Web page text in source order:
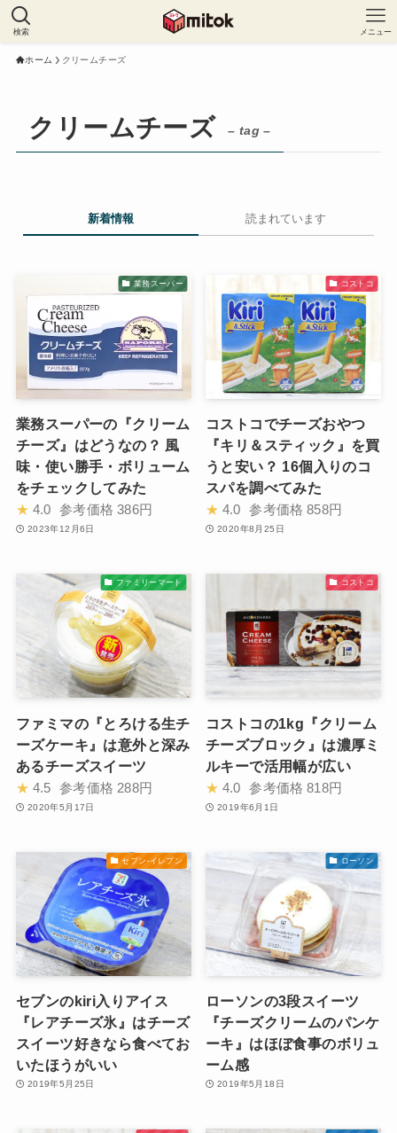
検索 メニュー
ホーム クリームチーズ
クリームチーズ – tag –
新着情報 読まれています
業務スーパー
業務スーパーの『クリーム
チーズ』はどうなの？ 風
味・使い勝手・ボリューム
をチェックしてみた
★ 4.0 参考価格 386円
2023年12月6日
コストコ
コストコでチーズおやつ
『キリ＆スティック』を買
うと安い？ 16個入りのコ
スパを調べてみた
★ 4.0 参考価格 858円
2020年8月25日
ファミリーマート
ファミマの『とろける生チ
ーズケーキ』は意外と深み
あるチーズスイーツ
★ 4.5 参考価格 288円
2020年5月17日
コストコ
コストコの1kg『クリーム
チーズブロック』は濃厚ミ
ルキーで活用幅が広い
★ 4.0 参考価格 818円
2019年6月1日
セブン-イレブン
セブンのkiri入りアイス
『レアチーズ氷』はチーズ
スイーツ好きなら食べてお
いたほうがいい
2019年5月25日
ローソン
ローソンの3段スイーツ
『チーズクリームのパンケ
ーキ』はほぼ食事のボリュ
ーム感
2019年5月18日